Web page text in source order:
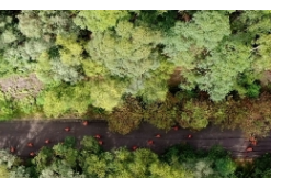
河北 山西